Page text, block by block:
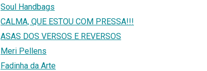
Soul Handbags
CALMA, QUE ESTOU COM PRESSA!!!
ASAS DOS VERSOS E REVERSOS
Meri Pellens
Fadinha da Arte